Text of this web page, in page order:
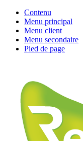
Contenu
Menu principal
Menu client
Menu secondaire
Pied de page